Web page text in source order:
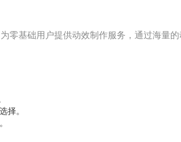
零基础用户提供动效制作服务，通过海量
择。